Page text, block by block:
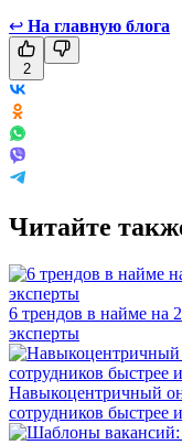
↩ На главную блога
2
Читайте
6 трендов в найме на
эксперты
Навыкоцентричный
сотрудников быстрее